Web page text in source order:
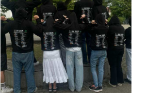
erfolgte schon am Tag nach der
Fertigstellung der Produktion.